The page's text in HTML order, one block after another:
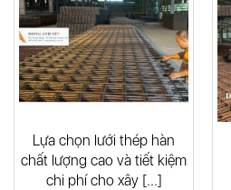
Lựa chọn lưới thép hàn
chất lượng cao và tiết kiệm
chi phí cho xây [...]